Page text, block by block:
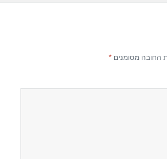
החובה מסומנים*